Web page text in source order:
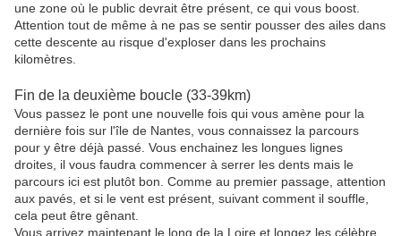
une zone où le public devrait être présent, ce qui vous boost.
Attention tout de même à ne pas se sentir pousser des ailes dans
cette descente au risque d'exploser dans les prochains
kilomètres.
Fin de la deuxième boucle (33-39km)
Vous passez le pont une nouvelle fois qui vous amène pour la
dernière fois sur l'île de Nantes, vous connaissez la parcours
pour y être déjà passé. Vous enchainez les longues lignes
droites, il vous faudra commencer à serrer les dents mais le
parcours ici est plutôt bon. Comme au premier passage, attention
aux pavés, et si le vent est présent, suivant comment il souffle,
cela peut être gênant.
Vous arrivez maintenant le long de la Loire et longez les célèbre